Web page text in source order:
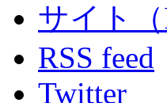
サイト
RSS feed
Twitter